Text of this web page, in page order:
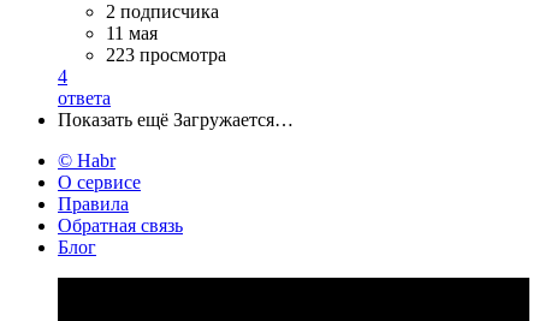
2 подписчика
11 мая
223 просмотра
4
ответа
Показать ещё Загружается…
© Habr
О сервисе
Правила
Обратная связь
Блог